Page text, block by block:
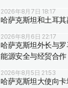
2026年8月7日 18:17
哈萨克斯坦和土耳
2026年8月6日 22:17
哈萨克斯坦外长与
能源安全与经贸合作
2026年8月5日 21:53
哈萨克斯坦大使向